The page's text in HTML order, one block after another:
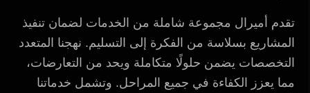
تقدم أميرال مجموعة شاملة من الخدمات لضمان تنفيذ
المشاريع بسلاسة من الفكرة إلى التسليم. نهجنا المتعدد
التخصصات يضمن حلولًا متكاملة ويحد من التعارضات،
مما يعزز الكفاءة في جميع المراحل. وتشمل خدماتنا